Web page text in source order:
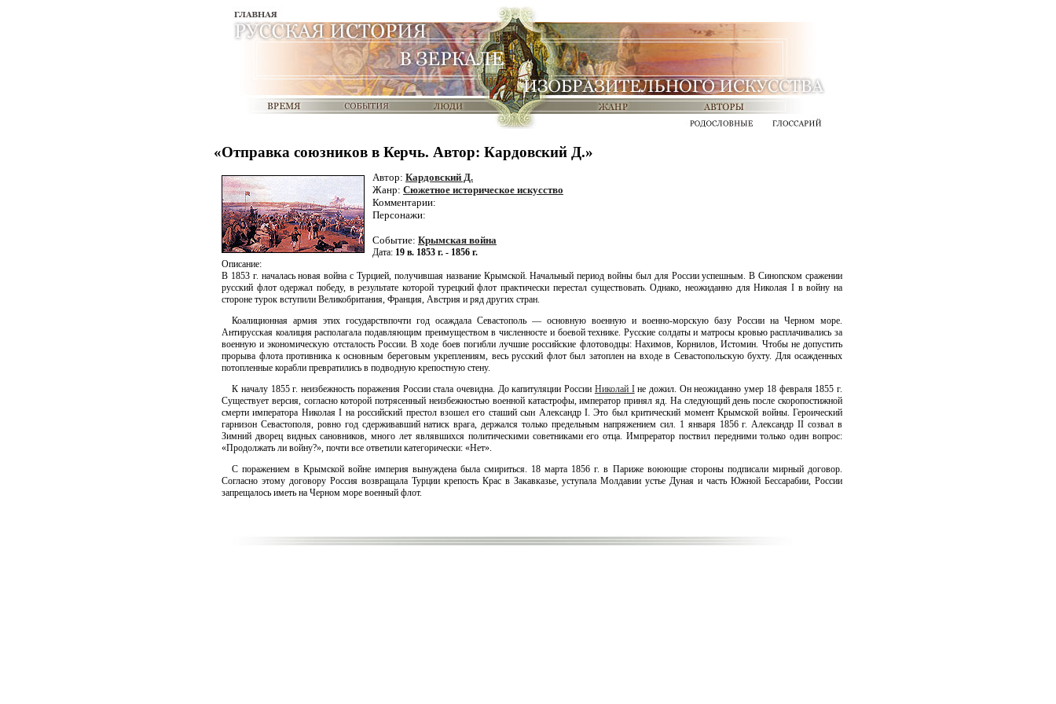
«Отправка союзников в Керчь. Автор: Кардовский Д.»
Автор: Кардовский Д.
Жанр: Сюжетное историческое искусство
Комментарии:
Персонажи:
Событие: Крымская война
Дата: 19 в. 1853 г. - 1856 г.
Описание:
В 1853 г. началась новая война с Турцией, получившая название Крымской. Начальный период войны был для России успешным. В Синопском сражении
русский флот одержал победу, в результате которой турецкий флот практически перестал существовать. Однако, неожиданно для Николая I в войну на
стороне турок вступили Великобритания, Франция, Австрия и ряд других стран.
Коалиционная армия этих государствпочти год осаждала Севастополь — основную военную и военно-морскую базу России на Черном море.
Антирусская коалиция располагала подавляющим преимуществом в численносте и боевой технике. Русские солдаты и матросы кровью расплачивались за
военную и экономическую отсталость России. В ходе боев погибли лучшие российские флотоводцы: Нахимов, Корнилов, Истомин. Чтобы не допустить
прорыва флота противника к основным береговым укреплениям, весь русский флот был затоплен на входе в Севастопольскую бухту. Для осажденных
потопленные корабли превратились в подводную крепостную стену.
К началу 1855 г. неизбежность поражения России стала очевидна. До капитуляции России Николай Iне дожил. Он неожиданно умер 18 февраля 1855 г.
Существует версия, согласно которой потрясенный неизбежностью военной катастрофы, император принял яд. На следующий день после скоропостижной
смерти императора Николая I на российский престол взошел его сташий сын Александр I. Это был критический момент Крымской войны. Героический
гарнизон Севастополя, ровно год сдерживавший натиск врага, держался только предельным напряжением сил. 1 января 1856 г. Александр II созвал в
Зимний дворец видных сановников, много лет являвшихся политическими советниками его отца. Импрератор поствил передними только один вопрос:
«Продолжать ли войну?», почти все ответили категорически: «Нет».
С поражением в Крымской войне империя вынуждена была смириться. 18 марта 1856 г. в Париже воюющие стороны подписали мирный договор.
Согласно этому договору Россия возвращала Турции крепость Крас в Закавказье, уступала Молдавии устье Дуная и часть Южной Бессарабии, России
запрещалось иметь на Черном море военный флот.